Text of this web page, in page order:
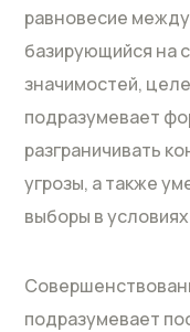
равновесие
базирующийся на
значимостей,
подразумевает
разграничивать
угрозы, а также
выборы в
подразумевает